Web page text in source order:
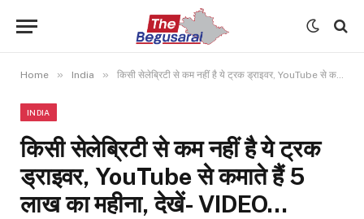
Home » India » किसी सेलेब्रिटी से कम नहीं है ये ट्रक ड्राइवर, YouTube से कमाते हैं 5 लाख का महीना, देखें- VIDEO…
INDIA
किसी सेलेब्रिटी से कम नहीं है ये ट्रक
ड्राइवर, YouTube से कमाते हैं 5
लाख का महीना, देखें- VIDEO…